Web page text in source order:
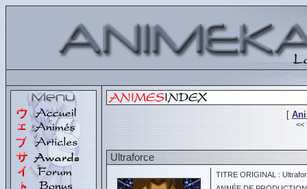
[
<<
Ultraforce
TITRE ORIGINAL :